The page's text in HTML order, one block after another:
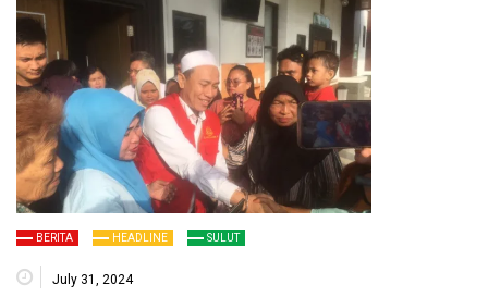
BERITA HEADLINE SULUT
July 31, 2024